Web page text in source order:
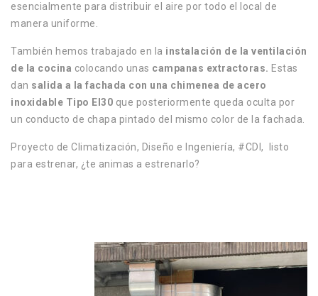
esencialmente para distribuir el aire por todo el local de
manera uniforme.
También hemos trabajado en la instalación de la ventilación
de la cocina colocando unas campanas extractoras. Estas
dan salida a la fachada con una chimenea de acero
inoxidable Tipo EI30 que posteriormente queda oculta por
un conducto de chapa pintado del mismo color de la fachada.
Proyecto de Climatización, Diseño e Ingeniería, #CDI, listo
para estrenar, ¿te animas a estrenarlo?